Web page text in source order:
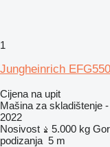
1
Jungheinrich
Cijena na upit
Mašina za skladištenje
2022
Nosivost
5.000 kg
podizanja 5 m